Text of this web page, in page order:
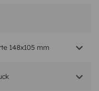
148x105 mm